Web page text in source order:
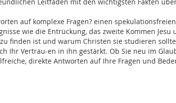
auf komplexe Fragen? einen
wie die Entrückung, das zweite Kommen Jesu
finden ist und warum Christen sie studieren
Ihr Vertrau-en in ihn gestärkt. Ob Sie neu im
direkte Antworten auf Ihre Fragen und